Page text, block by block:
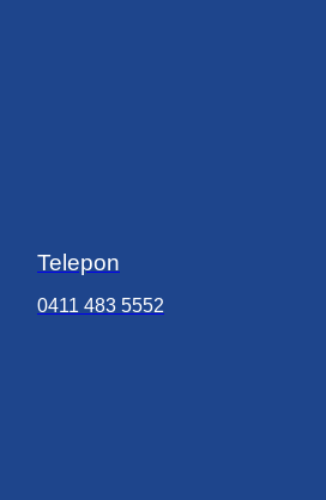
Telepon
0411 483 5552